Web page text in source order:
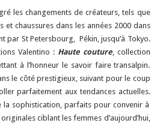
les changements de créateurs, tels que
et chaussures dans les années 2000 dans
par St Petersbourg, Pékin, jusqu’à Tokyo.
Valentino : Haute couture, collection
à l’honneur le savoir faire transalpin.
le côté prestigieux, suivant pour le coup
parfaitement aux tendances actuelles.
la sophistication, parfaits pour convenir à
ciblant les femmes d’aujourd’hui,